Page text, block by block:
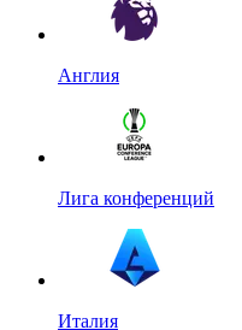
Англия
Лига конференций
Италия